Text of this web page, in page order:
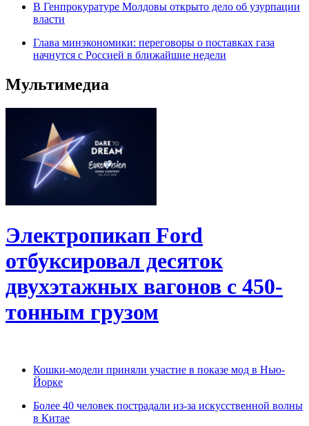
В Генпрокуратуре Молдовы открыто дело об узурпации
власти
Глава минэкономики: переговоры о поставках газа
начнутся с Россией в ближайшие недели
Мультимедиа
Электропикап Ford
отбуксировал десяток
двухэтажных вагонов с 450-
тонным грузом
Кошки-модели приняли участие в показе мод в Нью-
Йорке
Более 40 человек пострадали из-за искусственной волны
в Китае